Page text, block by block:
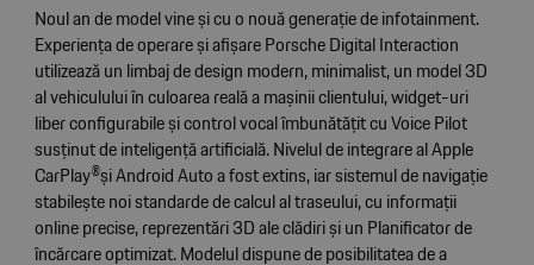
Noul an de model vine și cu o nouă generație de infotainment.
Experiența de operare și afișare Porsche Digital Interaction
utilizează un limbaj de design modern, minimalist, un model 3D
al vehiculului în culoarea reală a mașinii clientului, widget-uri
liber configurabile și control vocal îmbunătățit cu Voice Pilot
susținut de inteligență artificială. Nivelul de integrare al Apple
CarPlay®și Android Auto a fost extins, iar sistemul de navigație
stabilește noi standarde de calcul al traseului, cu informații
online precise, reprezentări 3D ale clădiri și un Planificator de
încărcare optimizat. Modelul dispune de posibilitatea de a